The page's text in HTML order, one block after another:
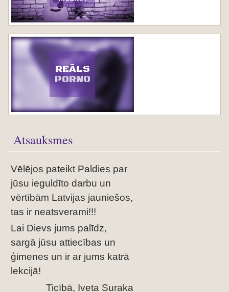
REĀLS
PORNO
Atsauksmes
Vēlējos pateikt Paldies par
jūsu ieguldīto darbu un
vērtībām Latvijas jauniešos,
tas ir neatsverami!!!
Lai Dievs jums palīdz,
sargā jūsu attiecības un
ģimenes un ir ar jums katrā
lekcijā!
Ticībā, Iveta Suraka